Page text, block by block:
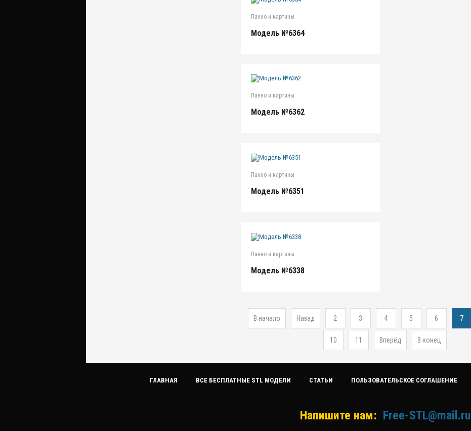
Панно и картины
Модель №6364
Панно и картины
Модель №6362
Панно и картины
Модель №6351
Панно и картины
Модель №6338
В начало Назад 2 3 4 5 6 7
10 11 Вперёд В конец
ГЛАВНАЯ ВСЕ БЕСПЛАТНЫЕ STL МОДЕЛИ СТАТЬИ ПОЛЬЗОВАТЕЛЬСКОЕ СОГЛАШЕНИЕ
Напишите нам: Free-STL@mail.ru